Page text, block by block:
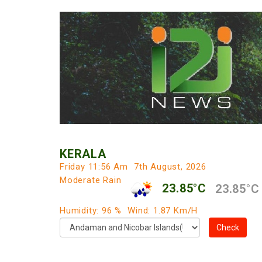
KERALA
Friday 11:56 Am
7th August, 2026
Moderate Rain
23.85°C 23.85°C
Humidity: 96 % Wind: 1.87 Km/h
Check